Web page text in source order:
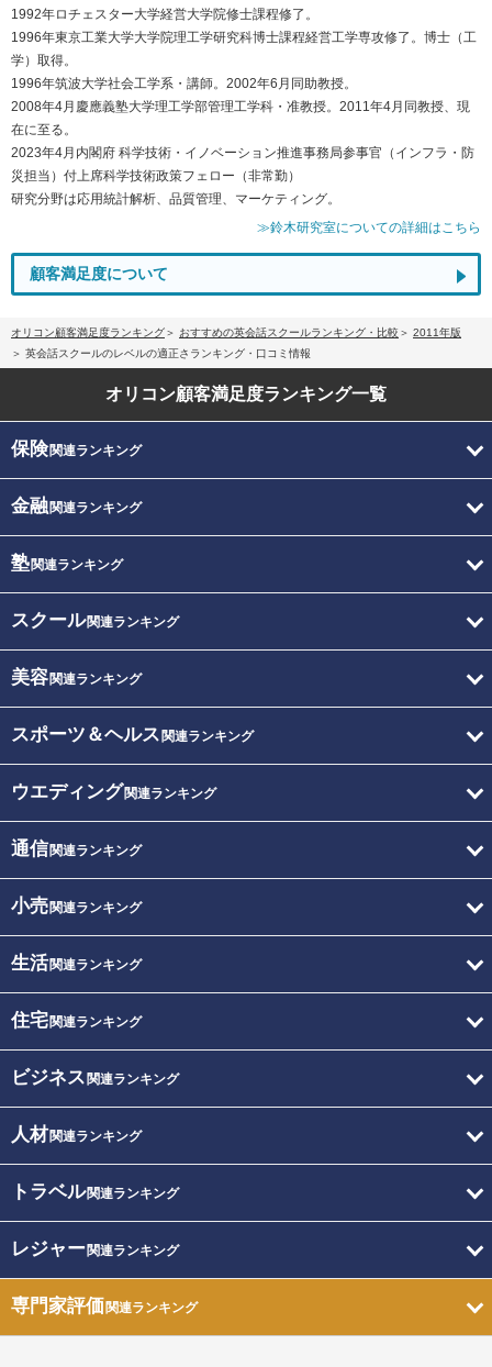
1992年ロチェスター大学経営大学院修士課程修了。
1996年東京工業大学大学院理工学研究科博士課程経営工学専攻修了。博士（工
学）取得。
1996年筑波大学社会工学系・講師。2002年6月同助教授。
2008年4月慶應義塾大学理工学部管理工学科・准教授。2011年4月同教授、現
在に至る。
2023年4月内閣府 科学技術・イノベーション推進事務局参事官（インフラ・防
災担当）付上席科学技術政策フェロー（非常勤）
研究分野は応用統計解析、品質管理、マーケティング。
≫鈴木研究室についての詳細はこちら
顧客満足度について
オリコン顧客満足度ランキング おすすめの英会話スクールランキング・比較
2011年版
英会話スクールのレベルの適正さランキング・口コミ情報
オリコン顧客満足度ランキング一覧
保険関連ランキング
金融関連ランキング
塾関連ランキング
スクール関連ランキング
美容関連ランキング
スポーツ＆ヘルス 関連ランキング
ウエディング関連ランキング
通信関連ランキング
小売関連ランキング
生活関連ランキング
住宅関連ランキング
ビジネス 関連ランキング
人材関連ランキング
トラベル関連ランキング
レジャー関連ランキング
専門家評価関連ランキング